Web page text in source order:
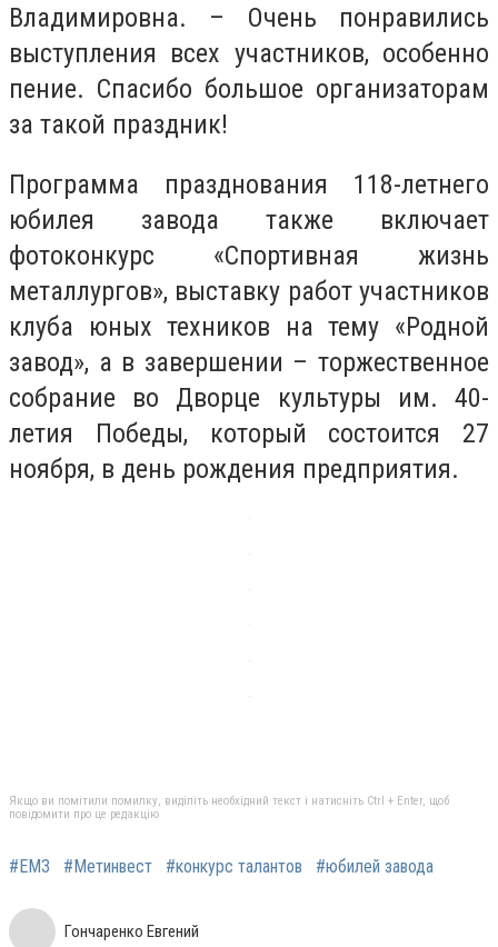
Владимировна. – Очень понравились
выступления всех участников, особенно
пение. Спасибо большое организаторам
за такой праздник!
Программа празднования 118-летнего
юбилея завода также включает
фотоконкурс «Спортивная жизнь
металлургов», выставку работ участников
клуба юных техников на тему «Родной
завод», а в завершении – торжественное
собрание во Дворце культуры им. 40-
летия Победы, который состоится 27
ноября, в день рождения предприятия.
Якщо ви помітили помилку, виділіть необхідний текст і натисніть Ctrl + Enter, щоб
повідомити про це редакцію
#ЕМЗ #Метинвест #конкурс талантов #юбилей завода
Гончаренко Евгений